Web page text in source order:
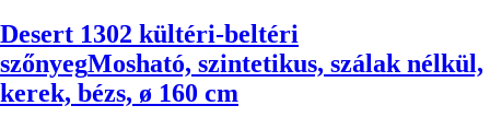
Desert 1302 kültéri-beltéri
szőnyegMosható, szintetikus, szálak nélkül,
kerek, bézs, ø 160 cm